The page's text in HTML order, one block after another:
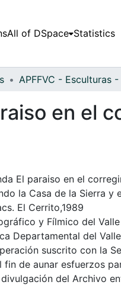
All of DSpace Statistics
en el
El paraiso en el
la Casa de la Sierra y
El Cerrito,1989
y Fílmico del
Departamental del
suscrito con la
de aunar esfuerzos
del Archivo